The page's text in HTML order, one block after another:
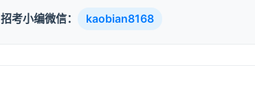
招考小编微信： kaobian8168